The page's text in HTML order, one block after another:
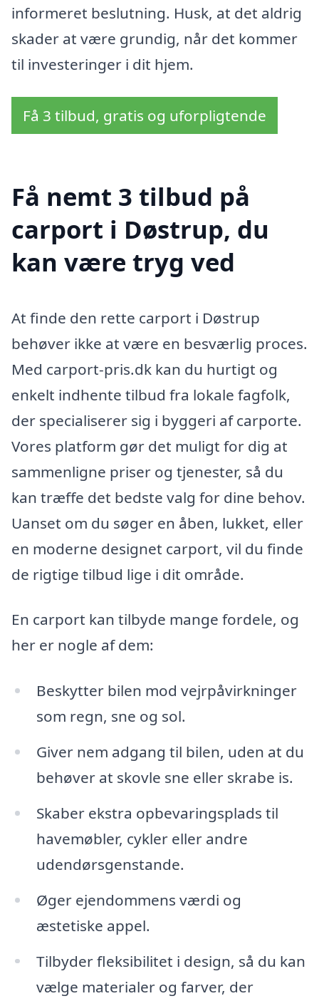
informeret beslutning. Husk, at det aldrig
skader at være grundig, når det kommer
til investeringer i dit hjem.
Få 3 tilbud, gratis og uforpligtende
Få nemt 3 tilbud på
carport i Døstrup, du
kan være tryg ved
At finde den rette carport i Døstrup
behøver ikke at være en besværlig proces.
Med carport-pris.dk kan du hurtigt og
enkelt indhente tilbud fra lokale fagfolk,
der specialiserer sig i byggeri af carporte.
Vores platform gør det muligt for dig at
sammenligne priser og tjenester, så du
kan træffe det bedste valg for dine behov.
Uanset om du søger en åben, lukket, eller
en moderne designet carport, vil du finde
de rigtige tilbud lige i dit område.
En carport kan tilbyde mange fordele, og
her er nogle af dem:
Beskytter bilen mod vejrpåvirkninger
som regn, sne og sol.
Giver nem adgang til bilen, uden at du
behøver at skovle sne eller skrabe is.
Skaber ekstra opbevaringsplads til
havemøbler, cykler eller andre
udendørsgenstande.
Øger ejendommens værdi og
æstetiske appel.
Tilbyder fleksibilitet i design, så du kan
vælge materialer og farver, der